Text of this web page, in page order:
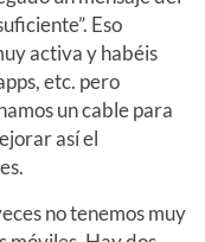
Eso
activa y habéis
etc. pero
un cable para
así el
no tenemos muy